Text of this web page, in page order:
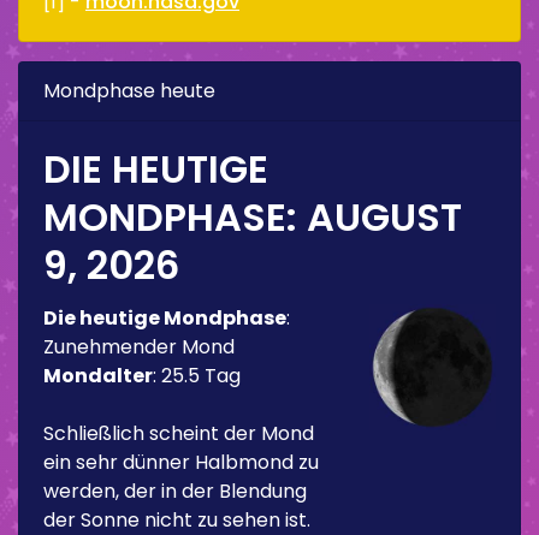
Mondphase heute
DIE HEUTIGE
MONDPHASE: AUGUST
9, 2026
Die heutige Mondphase:
Zunehmender Mond
Mondalter: 25.5 Tag
Schließlich scheint der Mond
ein sehr dünner Halbmond zu
werden, der in der Blendung
der Sonne nicht zu sehen ist.